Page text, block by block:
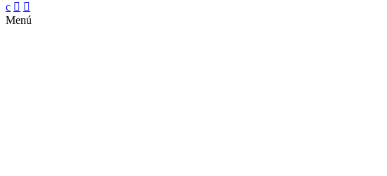
c  
Menú